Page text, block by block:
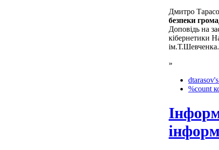
Дмитро
безпеки
Доповідь на
кібернетики
»
%count